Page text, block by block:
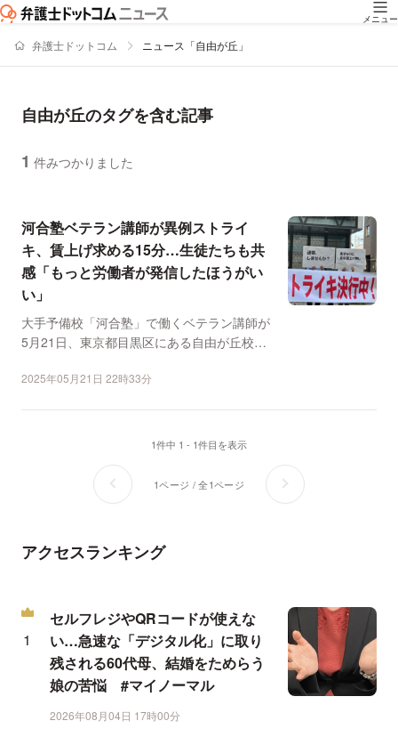
メニュー
弁護士ドットコム ニュース「自由が丘」
自由が丘のタグを含む記事
1 件みつかりました
河合塾ベテラン講師が異例ストライ
キ、賃上げ求める15分…生徒たちも共
感「もっと労働者が発信したほうがい
い」
大手予備校「河合塾」で働くベテラン講師が
5月21日、東京都目黒区にある自由が丘校で
2025年05月21日 22時33分
1件中 1 - 1件目を表示
1ページ / 全1ページ
アクセスランキング
セルフレジやQRコードが使えな
い…急速な「デジタル化」に取り
残される60代母、結婚をためらう
娘の苦悩 #マイノーマル
2026年08月04日 17時00分